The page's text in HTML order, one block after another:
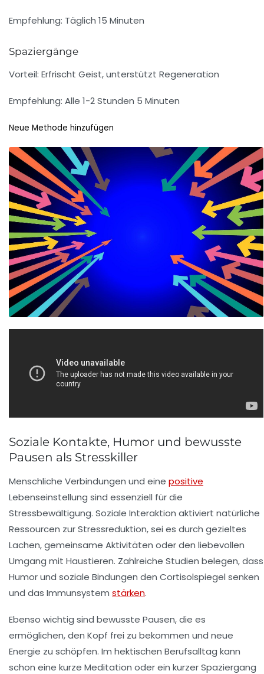
Empfehlung: Täglich 15 Minuten
Spaziergänge
Vorteil: Erfrischt Geist, unterstützt Regeneration
Empfehlung: Alle 1-2 Stunden 5 Minuten
Neue Methode hinzufügen
Soziale Kontakte, Humor und bewusste
Pausen als Stresskiller
Menschliche Verbindungen und eine positive
Lebenseinstellung sind essenziell für die
Stressbewältigung. Soziale Interaktion aktiviert natürliche
Ressourcen zur Stressreduktion, sei es durch gezieltes
Lachen, gemeinsame Aktivitäten oder den liebevollen
Umgang mit Haustieren. Zahlreiche Studien belegen, dass
Humor und soziale Bindungen den Cortisolspiegel senken
und das Immunsystem stärken.
Ebenso wichtig sind bewusste Pausen, die es
ermöglichen, den Kopf frei zu bekommen und neue
Energie zu schöpfen. Im hektischen Berufsalltag kann
schon eine kurze Meditation oder ein kurzer Spaziergang